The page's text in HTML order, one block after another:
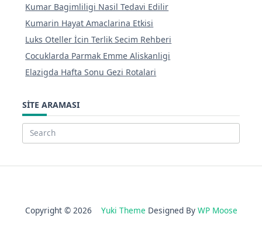
Kumar Bagimliligi Nasil Tedavi Edilir
Kumarin Hayat Amaclarina Etkisi
Luks Oteller İcin Terlik Secim Rehberi
Cocuklarda Parmak Emme Aliskanligi
Elazigda Hafta Sonu Gezi Rotalari
SITE ARAMASI
Search
Copyright © 2026 Yuki Theme Designed By WP Moose